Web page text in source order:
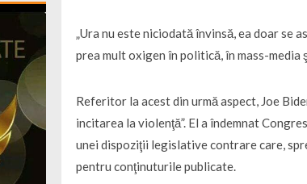
„Ura nu este niciodată învinsă, ea doar se
prea mult oxigen în politică, în mass-media
Referitor la acest din urmă aspect, Joe
incitarea la violenţă”. El a îndemnat
unei dispoziţii legislative contrare care,
pentru conţinuturile publicate.